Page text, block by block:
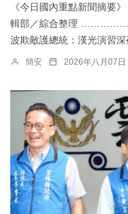
《今日國內重點新聞摘要
輯部／綜合整理
波欺敵護總統：​漢光演習深
簡安 2026年八月07日